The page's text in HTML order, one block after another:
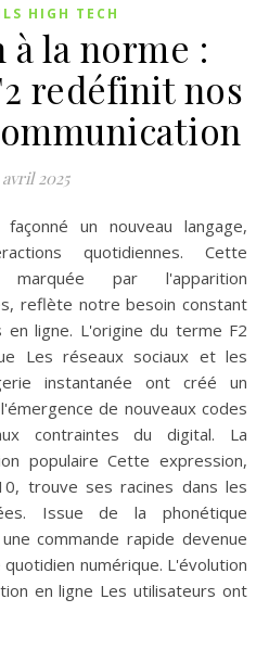
HIGH TECH
à la norme :
redéfinit nos
avril 2025
quotidiennes. Cette
marquée par l'apparition
reflète notre besoin constant
en ligne. L'origine du terme F2
Les réseaux sociaux et les
instantanée ont créé un
de nouveaux codes
contraintes du digital. La
populaire Cette expression,
trouve ses racines dans les
Issue de la phonétique
commande rapide devenue
numérique. L'évolution
en ligne Les utilisateurs ont